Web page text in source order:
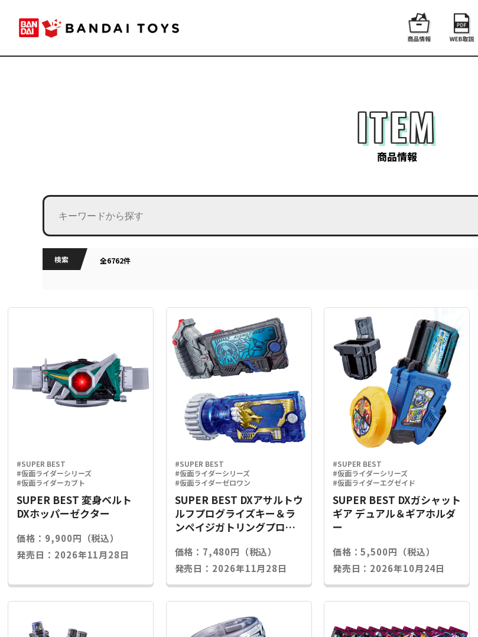
ITEM
商品情報
検索 全6762件
#SUPER BEST
#仮面ライダーシリーズ
#仮面ライダーカブト
SUPER BEST 変身ベルト
DXホッパーゼクター
価格：9,900円（税込）
発売日：2026年11月28日
#SUPER BEST
#仮面ライダーシリーズ
#仮面ライダーゼロワン
SUPER BEST DXアサルトウ
ルフプログライズキー＆ラ
ンペイジガトリングプログ
価格：7,480円（税込）
発売日：2026年11月28日
#SUPER BEST
#仮面ライダーシリーズ
#仮面ライダーエグゼイド
SUPER BEST DXガシャット
ギア デュアル＆ギアホルダ
ー
価格：5,500円（税込）
発売日：2026年10月24日